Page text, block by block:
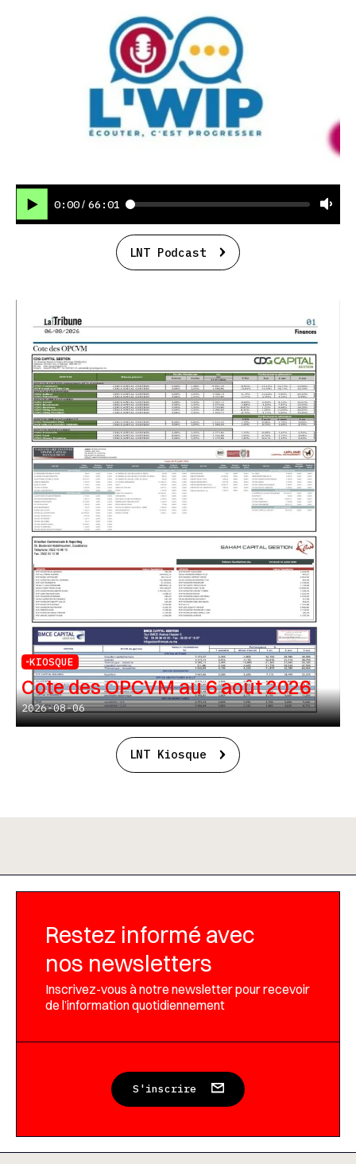
0:00 / 66:01
LNT Podcast
KIOSQUE
Cote des OPCVM au 6 août 2026
2026-08-06
LNT Kiosque
Restez informé avec
nos newsletters
Inscrivez-vous à notre newsletter pour recevoir
de l’information quotidiennement
S'inscrire